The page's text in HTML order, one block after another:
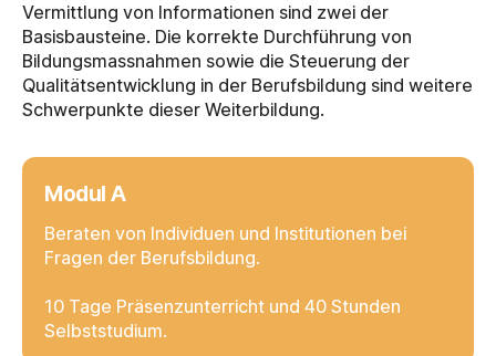
Vermittlung von Informationen sind zwei der
Basisbausteine. Die korrekte Durchführung von
Bildungsmassnahmen sowie die Steuerung der
Qualitätsentwicklung in der Berufsbildung sind weitere
Schwerpunkte dieser Weiterbildung.
Modul A
Beraten von Individuen und Institutionen bei
Fragen der Berufsbildung.
10 Tage Präsenzunterricht und 40 Stunden
Selbststudium.